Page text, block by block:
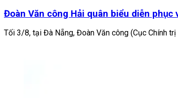
Đoàn Văn công Hải quân biểu diễn phục
Tối 3/8, tại Đà Nẵng, Đoàn Văn công (Cục Chính